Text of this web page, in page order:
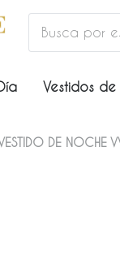
Vestidos de
DE NOCHE